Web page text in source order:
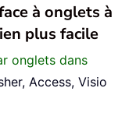
à onglets à
plus facile
onglets dans
Access, Visio